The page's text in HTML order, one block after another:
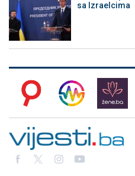
sa Izraelcima